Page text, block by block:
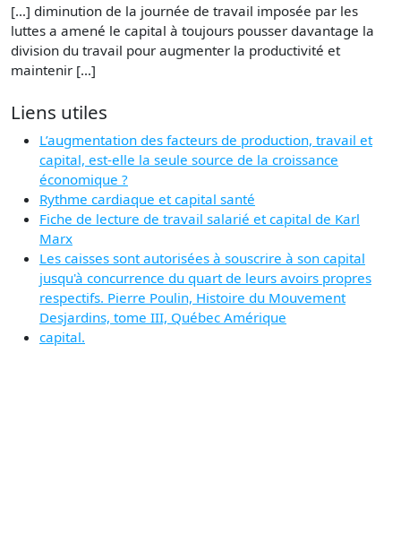
[…] diminution de la journée de travail imposée par les
luttes a amené le capital à toujours pousser davantage la
division du travail pour augmenter la productivité et
maintenir […]
Liens utiles
L’augmentation des facteurs de production, travail et
capital, est-elle la seule source de la croissance
économique ?
Rythme cardiaque et capital santé
Fiche de lecture de travail salarié et capital de Karl
Marx
Les caisses sont autorisées à souscrire à son capital
jusqu'à concurrence du quart de leurs avoirs propres
respectifs. Pierre Poulin, Histoire du Mouvement
Desjardins, tome III, Québec Amérique
capital.